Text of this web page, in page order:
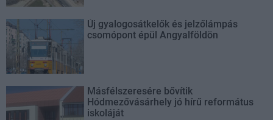
Új gyalogosátkelők és jelzőlámpás
csomópont épül Angyalföldön
Másfélszeresére bővítik
Hódmezővásárhely jó hírű református
iskoláját